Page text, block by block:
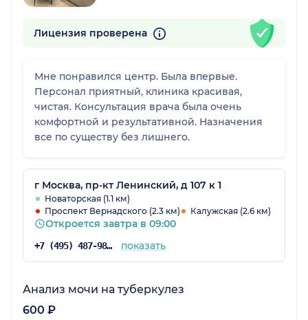
Лицензия проверена
Мне понравился центр. Была впервые.
Персонал приятный, клиника красивая,
чистая. Консультация врача была очень
комфортной и результативной. Назначения
все по существу без лишнего.
г Москва, пр-кт Ленинский, д 107 к 1
Новаторская (1.1 км)
Проспект Вернадского (2.3 км)
Калужская (2.6 км)
Откроется завтра в 09:00
+7 (495) 487-98-92 показать
Анализ мочи на туберкулез
600 ₽